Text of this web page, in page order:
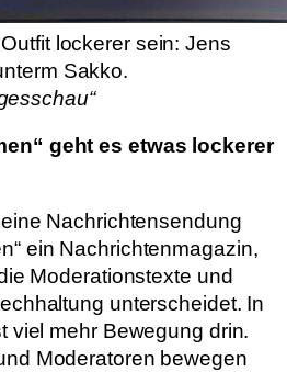
lockerer sein: Jens
Sakko.
geht es etwas lockerer
eine Nachrichtensendung
ein Nachrichtenmagazin,
Moderationstexte und
unterscheidet. In
viel mehr Bewegung drin.
Moderatoren bewegen